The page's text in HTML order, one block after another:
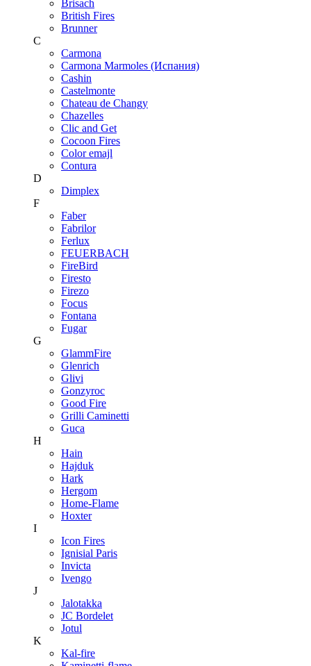
Brisach
British Fires
Brunner
C
Carmona
Carmona Marmoles (Испания)
Cashin
Castelmonte
Chateau de Changy
Chazelles
Clic and Get
Cocoon Fires
Color emajl
Contura
D
Dimplex
F
Faber
Fabrilor
Ferlux
FEUERBACH
FireBird
Firesto
Firezo
Focus
Fontana
Fugar
G
GlammFire
Glenrich
Glivi
Gonzyroc
Good Fire
Grilli Caminetti
Guca
H
Hain
Hajduk
Hark
Hergom
Home-Flame
Hoxter
I
Icon Fires
Ignisial Paris
Invicta
Ivengo
J
Jalotakka
JC Bordelet
Jotul
K
Kal-fire